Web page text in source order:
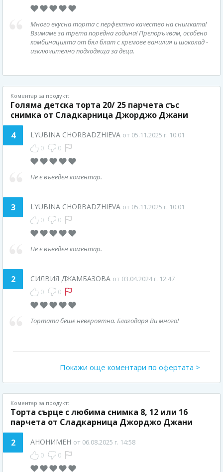
Много вкусна торта с перфектно качество на снимката!
Взимаме за трета поредна година! Препоръчвам, особено
комбинацията от бял блат с кремове ванилия и шоколад -
изключително подходяща за деца.
Коментар за продукт:
Голяма детска торта 20/ 25 парчета със
снимка от Сладкарница Джорджо Джани
4
LYUBINA CHORBADZHIEVA от 05.11.2025 г. 10:01
0 0
Не е въведен коментар.
3 LYUBINA CHORBADZHIEVA от 05.11.2025 г. 10:01
0 0
Не е въведен коментар.
2 СИЛВИЯ ДЖАМБАЗОВА от 03.04.2024 г. 12:47
0 0
Тортата беше невероятна. Благодаря Ви много!
Покажи още коментари по офертата >
Коментар за продукт:
Торта сърце с любима снимка 8, 12 или 16
парчета от Сладкарница Джорджо Джани
2
АНОНИМЕН от 06.08.2025 г. 14:58
0 0